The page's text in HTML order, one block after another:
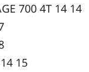
700 4T 14 14
15